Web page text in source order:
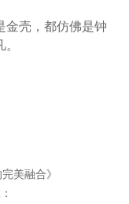
金壳，都仿佛是钟
美融合》